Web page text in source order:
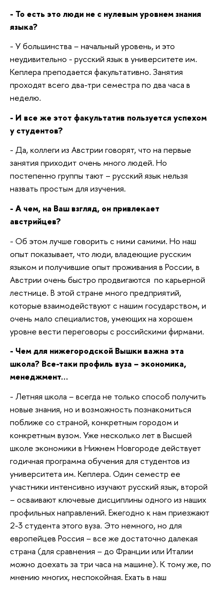
- То есть это люди не с нулевым уровнем знания
языка?
- У большинства – начальный уровень, и это
неудивительно - русский язык в университете им.
Кеплера преподается факультативно. Занятия
проходят всего два-три семестра по два часа в
неделю.
- И все же этот факультатив пользуется успехом
у студентов?
- Да, коллеги из Австрии говорят, что на первые
занятия приходит очень много людей. Но
постепенно группы тают – русский язык нельзя
назвать простым для изучения.
- А чем, на Ваш взгляд, он привлекает
австрийцев?
- Об этом лучше говорить с ними самими. Но наш
опыт показывает, что люди, владеющие русским
языком и получившие опыт проживания в России, в
Австрии очень быстро продвигаются по карьерной
лестнице. В этой стране много предприятий,
которые взаимодействуют с нашим государством, и
очень мало специалистов, умеющих на хорошем
уровне вести переговоры с российскими фирмами.
- Чем для нижегородской Вышки важна эта
школа? Все-таки профиль вуза – экономика,
менеджмент…
- Летняя школа – всегда не только способ получить
новые знания, но и возможность познакомиться
поближе со страной, конкретным городом и
конкретным вузом. Уже несколько лет в Высшей
школе экономики в Нижнем Новгороде действует
годичная программа обучения для студентов из
университета им. Кеплера. Один семестр ее
участники интенсивно изучают русский язык, второй
– осваивают ключевые дисциплины одного из наших
профильных направлений. Ежегодно к нам приезжают
2-3 студента этого вуза. Это немного, но для
европейцев Россия – все же достаточно далекая
страна (для сравнения – до Франции или Италии
можно доехать за три часа на машине). К тому же, по
мнению многих, неспокойная. Ехать в наш